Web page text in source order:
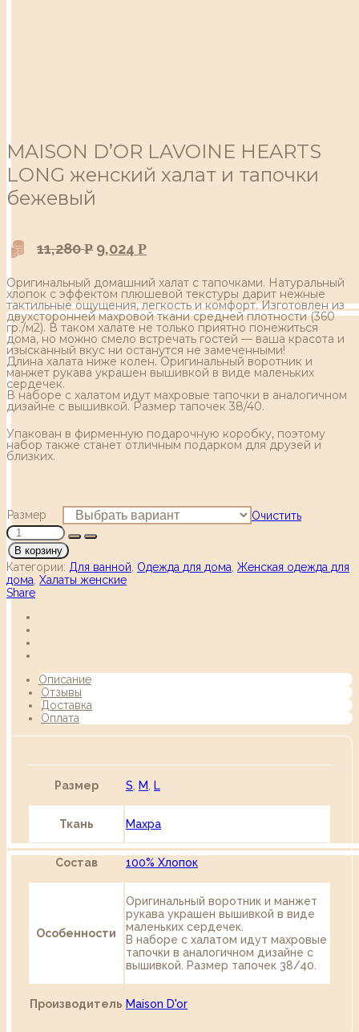
MAISON D’OR LAVOINE HEARTS
LONG женский халат и тапочки
бежевый
11,280Р 9,024 Р
Оригинальный домашний халат с тапочками. Натуральный
хлопок с эффектом плюшевой текстуры дарит нежные
тактильные ощущения, легкость и комфорт. Изготовлен из
двухсторонней махровой ткани средней плотности (360
гр./м2). В таком халате не только приятно понежиться
дома, но можно смело встречать гостей — ваша красота и
изысканный вкус ни останутся не замеченными!
Длина халата ниже колен. Оригинальный воротник и
манжет рукава украшен вышивкой в виде маленьких
сердечек.
В наборе с халатом идут махровые тапочки в аналогичном
дизайне с вышивкой. Размер тапочек 38/40.
Упакован в фирменную подарочную коробку, поэтому
набор также станет отличным подарком для друзей и
близких.
Размер Очистить
В корзину
Категории: Для ванной Одежда для дома Женская одежда для
дома Халаты женские
Share
Описание
Отзывы
Доставка
Оплата
Размер S M L
Ткань Махра
Состав 100% Хлопок
Особенности
Оригинальный воротник и манжет
рукава украшен вышивкой в виде
маленьких сердечек.
В наборе с халатом идут махровые
тапочки в аналогичном дизайне с
вышивкой. Размер тапочек 38/40.
Производитель Maison D'or